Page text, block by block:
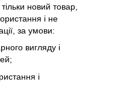
новий товар,
і не
за умови:
вигляду і
і